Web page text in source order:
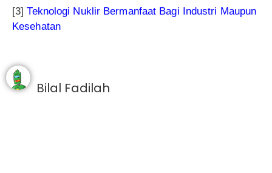
[3]Teknologi Nuklir Bermanfaat Bagi Industri Maupun
Kesehatan
Bilal Fadilah